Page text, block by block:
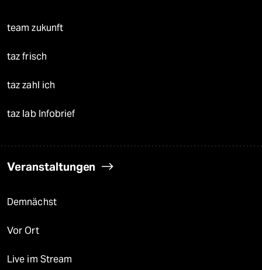
team zukunft
taz frisch
taz zahl ich
taz lab Infobrief
Veranstaltungen
Demnächst
Vor Ort
Live im Stream